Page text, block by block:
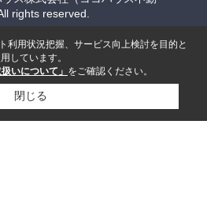
rights reserved.
利用状況把握、サービス向上検討を目的と
しています。
いについて」 をご確認ください。
閉じる